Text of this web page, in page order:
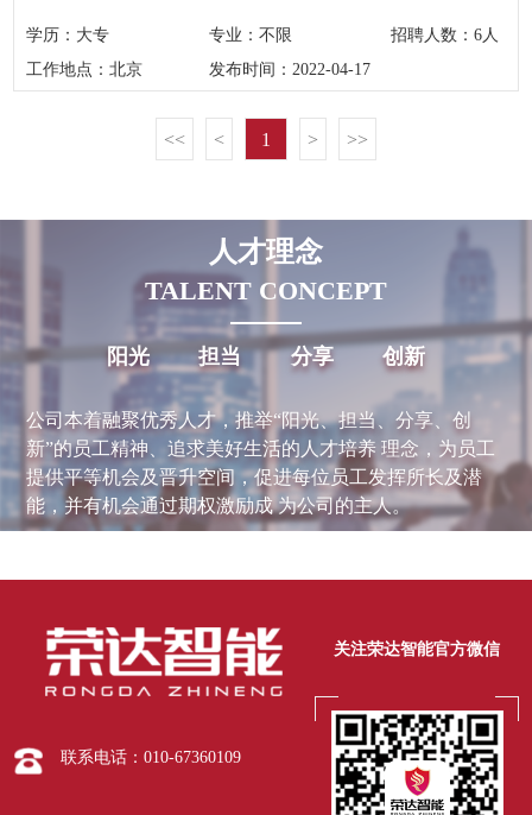
学历： 大专 专业： 不限 招聘人数： 6人
工作地点：北京 发布时间： 2022-04-17
<< < 1 > >>
人才理念
TALENT CONCEPT
阳光 担当 分享 创新
公司本着融聚优秀人才，推举“阳光、担当、分享、创
新”的员工精神、追求美好生活的人才培养 理念，为员工
提供平等机会及晋升空间，促进每位员工发挥所长及潜
能，并有机会通过期权激励成 为公司的主人。
联系电话：010-67360109
关注荣达智能官方微信